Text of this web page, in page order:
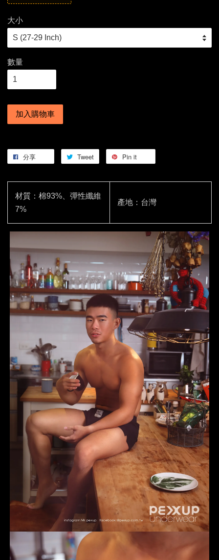
大小
數量
加入購物車
分享 Tweet Pin it
材質：棉93%、彈性纖維
7%
產地：台灣